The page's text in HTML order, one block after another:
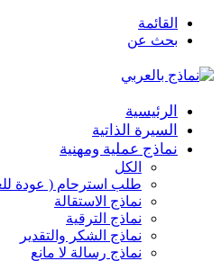
القائمة
بحث عن
الرئيسية
السيرة الذاتية
نماذج عملية ومهنية
الكل
طلب استرحام ( عودة
نماذج الاستقالة
نماذج الترقية
نماذج الشكر والتقدير
نماذج رسالة لا مانع